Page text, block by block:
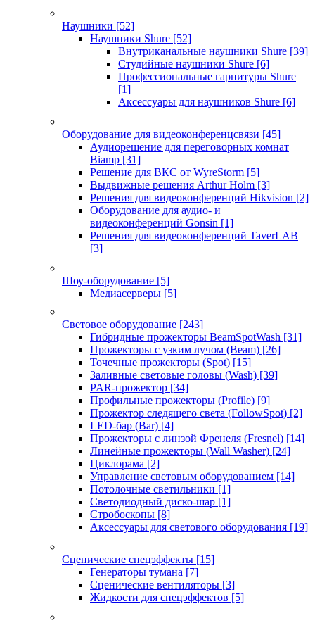
Наушники [52]
Наушники Shure [52]
Внутриканальные наушники Shure [39]
Студийные наушники Shure [6]
Профессиональные гарнитуры Shure
[1]
Аксессуары для наушников Shure [6]
Оборудование для видеоконференцсвязи [45]
Аудиорешение для переговорных комнат
Biamp [31]
Решение для ВКС от WyreStorm [5]
Выдвижные решения Arthur Holm [3]
Решения для видеоконференций Hikvision [2]
Оборудование для аудио- и
видеоконференций Gonsin [1]
Решения для видеоконференций TaverLAB
[3]
Шоу-оборудование [5]
Медиасерверы [5]
Световое оборудование [243]
Гибридные прожекторы BeamSpotWash [31]
Прожекторы с узким лучом (Beam) [26]
Точечные прожекторы (Spot) [15]
Заливные световые головы (Wash) [39]
PAR-прожектор [34]
Профильные прожекторы (Profile) [9]
Прожектор следящего света (FollowSpot) [2]
LED-бар (Bar) [4]
Прожекторы с линзой Френеля (Fresnel) [14]
Линейные прожекторы (Wall Washer) [24]
Циклорама [2]
Управление световым оборудованием [14]
Потолочные светильники [1]
Светодиодный диско-шар [1]
Стробоскопы [8]
Аксессуары для светового оборудования [19]
Сценические спецэффекты [15]
Генераторы тумана [7]
Сценические вентиляторы [3]
Жидкости для спецэффектов [5]